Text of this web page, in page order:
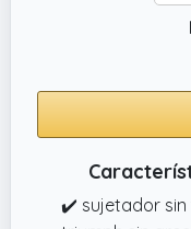
✔️ Llama la
descubiertos,
✔️ sujetador sin